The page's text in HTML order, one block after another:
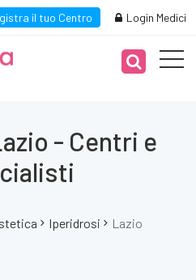
il tuo Centro Login Medici
- Centri e
Iperidrosi Lazio